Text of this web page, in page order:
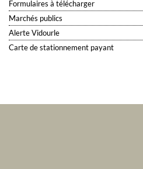
Formulaires à télécharger
Marchés publics
Alerte Vidourle
Carte de stationnement payant